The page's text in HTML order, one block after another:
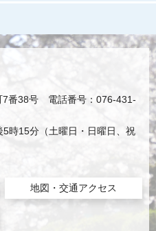
7番38号 電話番号：076-431-
時15分（土曜日・日曜日、祝
地図・交通アクセス